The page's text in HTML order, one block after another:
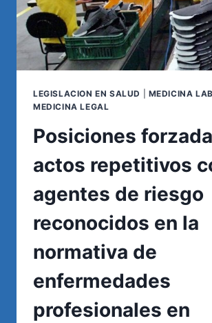
LEGISLACION EN SALUD MEDICINA
MEDICINA LEGAL
Posiciones
actos repetitivos
agentes de riesgo
reconocidos en la
normativa de
enfermedades
profesionales en